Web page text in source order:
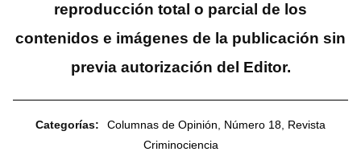
reproducción total o parcial de los
contenidos e imágenes de la publicación sin
previa autorización del Editor.
Categorías: Columnas de Opinión, Número 18, Revista
Criminociencia